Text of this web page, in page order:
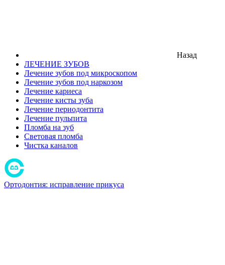
Назад
ЛЕЧЕНИЕ ЗУБОВ
Лечение зубов под микроскопом
Лечение зубов под наркозом
Лечение кариеса
Лечение кисты зуба
Лечение периодонтита
Лечение пульпита
Пломба на зуб
Световая пломба
Чистка каналов
Ортодонтия: исправление прикуса